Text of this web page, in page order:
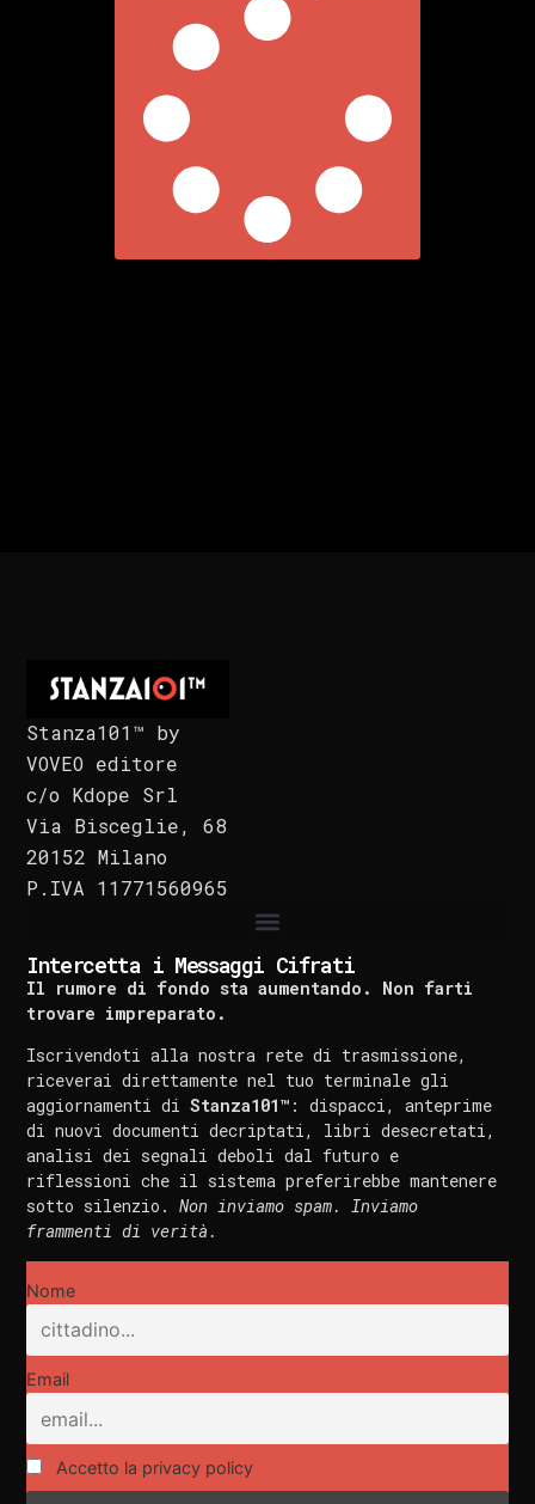
Stanza101™ by
VOVEO editore
c/o Kdope Srl
Via Bisceglie, 68
20152 Milano
P.IVA 11771560965
Intercetta i Messaggi Cifrati
Il rumore di fondo sta aumentando. Non farti
trovare impreparato.
Iscrivendoti alla nostra rete di trasmissione,
riceverai direttamente nel tuo terminale gli
aggiornamenti diStanza101™ : dispacci, anteprime
di nuovi documenti decriptati, libri desecretati,
analisi dei segnali deboli dal futuro e
riflessioni che il sistema preferirebbe mantenere
sotto silenzio.Non inviamo spam. Inviamo
frammenti di verità.
Nome
Email
Accetto la privacy policy